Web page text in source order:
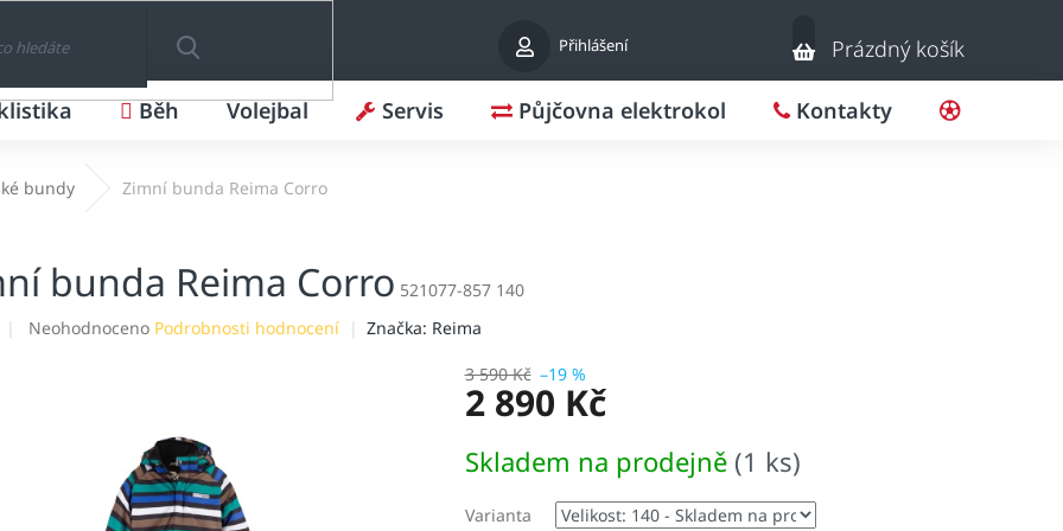
Přihlášení
HLEDAT
Nákupní
košík
Prázdný košík
Běh Volejbal Servis Půjčovna elektrokol Kontakty
bundy Zimní bunda Reima Corro
bunda Reima Corro 521077-857 140
Průměrné
Neohodnoceno Podrobnosti hodnocení Značka: Reima
3 590 Kč –19 %
2 890 Kč
cena:
Skladem na prodejně (1 ks)
Varianta